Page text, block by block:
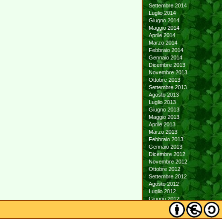
Settembre 2014
Luglio 2014
Giugno 2014
Maggio 2014
Aprile 2014
Marzo 2014
Febbraio 2014
Gennaio 2014
Dicembre 2013
Novembre 2013
Ottobre 2013
Settembre 2013
Agosto 2013
Luglio 2013
Giugno 2013
Maggio 2013
Aprile 2013
Marzo 2013
Febbraio 2013
Gennaio 2013
Dicembre 2012
Novembre 2012
Ottobre 2012
Settembre 2012
Agosto 2012
Luglio 2012
Giugno 2012
Maggio 2012
Aprile 2012